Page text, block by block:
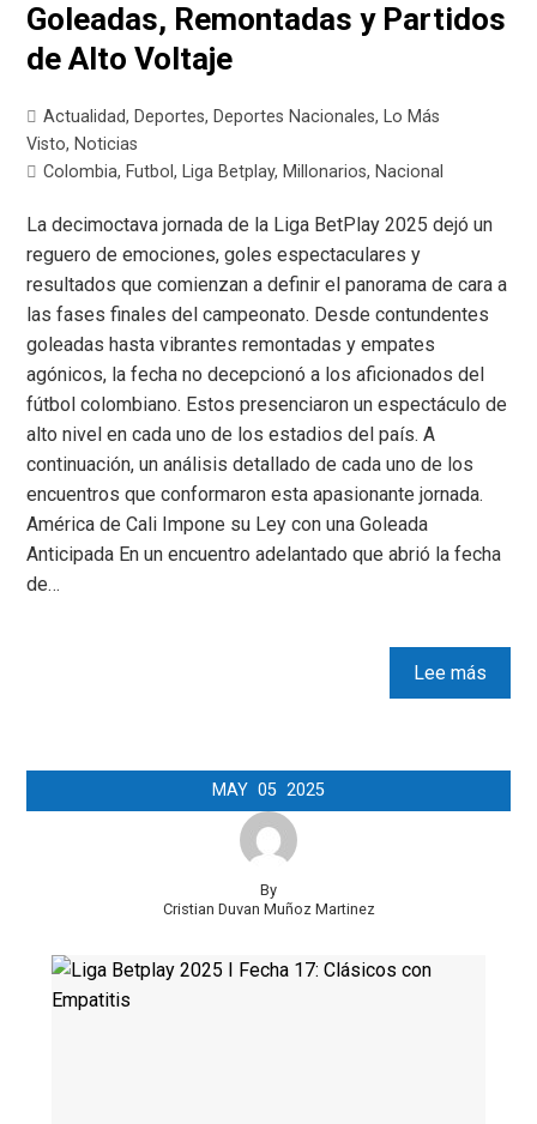
Goleadas, Remontadas y Partidos
de Alto Voltaje
Actualidad, Deportes, Deportes Nacionales, Lo Más
Visto, Noticias
Colombia, Futbol, Liga Betplay, Millonarios, Nacional
La decimoctava jornada de la Liga BetPlay 2025 dejó un
reguero de emociones, goles espectaculares y
resultados que comienzan a definir el panorama de cara a
las fases finales del campeonato. Desde contundentes
goleadas hasta vibrantes remontadas y empates
agónicos, la fecha no decepcionó a los aficionados del
fútbol colombiano. Estos presenciaron un espectáculo de
alto nivel en cada uno de los estadios del país. A
continuación, un análisis detallado de cada uno de los
encuentros que conformaron esta apasionante jornada.
América de Cali Impone su Ley con una Goleada
Anticipada En un encuentro adelantado que abrió la fecha
de…
Lee más
MAY 05 2025
By
Cristian Duvan Muñoz Martinez